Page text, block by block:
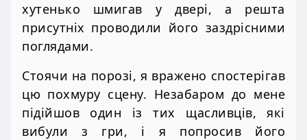
хутенько шмигав у двері, а решта
присутніх проводили його заздрісними
поглядами.
Стоячи на порозі, я вражено спостерігав
цю похмуру сцену. Незабаром до мене
підійшов один із тих щасливців, які
вибули з гри, і я попросив його